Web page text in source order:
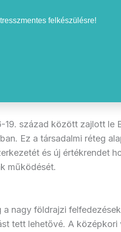
felkészülésre!
19. század között zajlott le
Ez a társadalmi réteg
és új értékrendet
működését.
nagy földrajzi
tett lehetővé. A középkori